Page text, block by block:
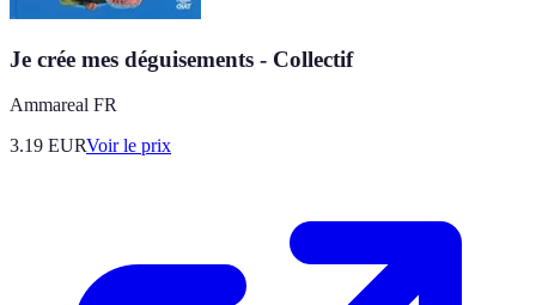
Je crée mes déguisements - Collectif
Ammareal FR
3.19 EURVoir le prix